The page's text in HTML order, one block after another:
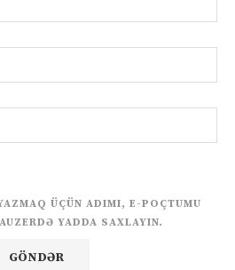
ÜÇÜN ADIMI, E-POÇTUMU
YADDA SAXLAYIN.